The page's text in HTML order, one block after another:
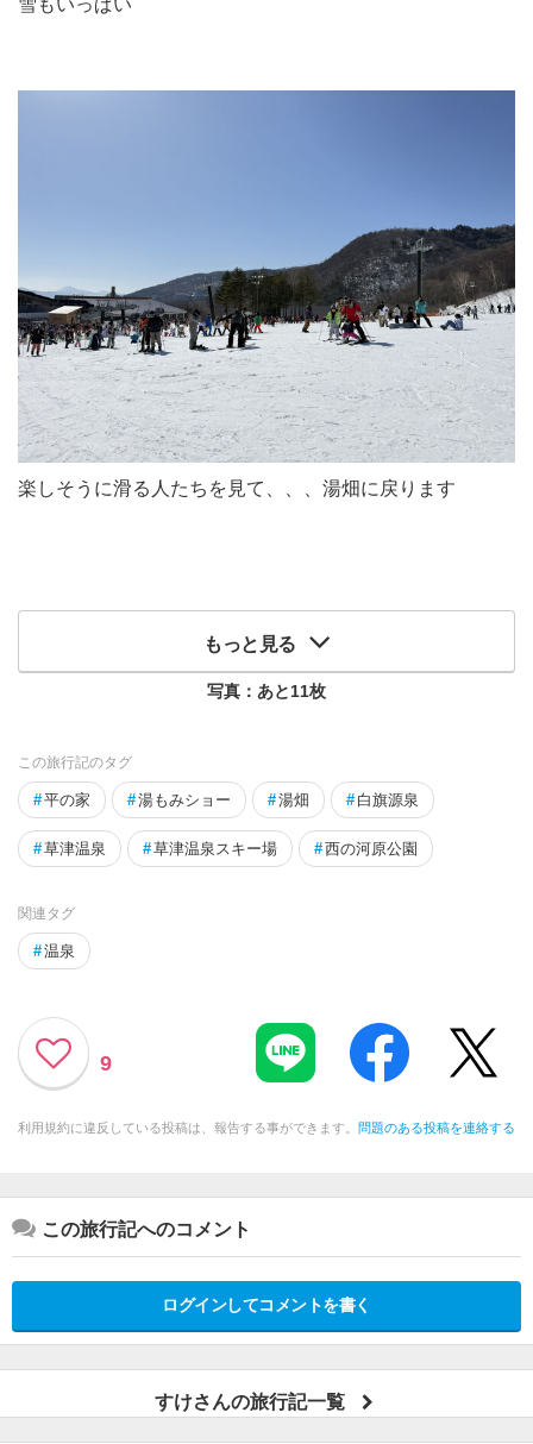
雪もいっぱい
楽しそうに滑る人たちを見て、、、湯畑に戻ります
もっと見る
写真：あと11枚
この旅行記のタグ
#平の家 #湯もみショー #湯畑 # 白旗源泉
#草津温泉 #草津温泉スキー場 #西の河原公園
関連タグ
#温泉
9
利用規約に違反している投稿は、報告する事ができます。 問題のある投稿を連絡する
この旅行記へのコメント
ログインしてコメントを書く
すけさんの旅行記一覧